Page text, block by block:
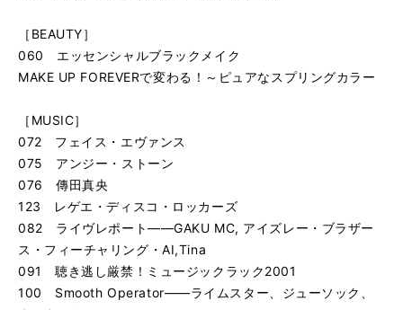
［BEAUTY］
060 エッセンシャルブラックメイク
MAKE UP FOREVERで変わる！～ピュアなスプリングカラー
［MUSIC］
072 フェイス・エヴァンス
075 アンジー・ストーン
076 傳田真央
123 レゲエ・ディスコ・ロッカーズ
082 ライヴレポート――GAKU MC, アイズレー・ブラザー
ス・フィーチャリング・AI,Tina
091 聴き逃し厳禁！ミュージックラック2001
100 Smooth Operator――ライムスター、ジューソック、